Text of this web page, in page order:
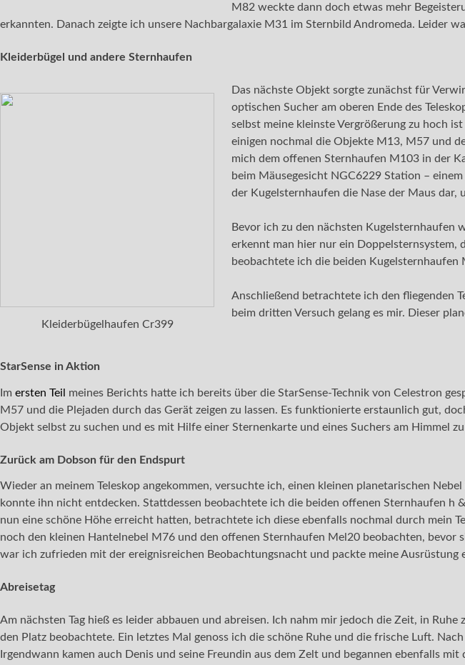
M82 weckte dann doch etwas mehr
erkannten. Danach zeigte ich unsere Nachbargalaxie M31 im Sternbild Andromeda. Leider
Kleiderbügel und andere Sternhaufen
Kleiderbügelhaufen Cr399
Das nächste Objekt sorgte zunächst für
optischen Sucher am oberen Ende des
selbst meine kleinste Vergrößerung zu hoch
einigen nochmal die Objekte M13, M57 und
mich dem offenen Sternhaufen M103 in der
beim Mäusegesicht NGC6229 Station –
der Kugelsternhaufen die Nase der Maus dar,
Bevor ich zu den nächsten Kugelsternhaufen
erkennt man hier nur ein Doppelsternsystem,
beobachtete ich die beiden Kugelsternhaufen
Anschließend betrachtete ich den fliegenden
beim dritten Versuch gelang es mir. Dieser
StarSense in Aktion
Im ersten Teil
meines Berichts hatte ich bereits über die StarSense-Technik von Celestron
M57 und die Plejaden durch das Gerät zeigen zu lassen. Es funktionierte erstaunlich gut,
Objekt selbst zu suchen und es mit Hilfe einer Sternenkarte und eines Suchers am Himmel
Zurück am Dobson für den Endspurt
Wieder an meinem Teleskop angekommen, versuchte ich, einen kleinen planetarischen
konnte ihn nicht entdecken. Stattdessen beobachtete ich die beiden offenen Sternhaufen h
nun eine schöne Höhe erreicht hatten, betrachtete ich diese ebenfalls nochmal durch mein
noch den kleinen Hantelnebel M76 und den offenen Sternhaufen Mel20 beobachten,
war ich zufrieden mit der ereignisreichen Beobachtungsnacht und packte meine Ausrüstung
Abreisetag
Am nächsten Tag hieß es leider abbauen und abreisen. Ich nahm mir jedoch die Zeit, in
den Platz beobachtete. Ein letztes Mal genoss ich die schöne Ruhe und die frische Luft.
Irgendwann kamen auch Denis und seine Freundin aus dem Zelt und begannen ebenfalls